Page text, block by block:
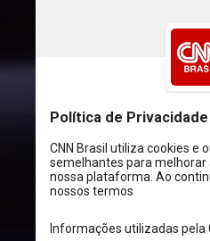
Ao observarem o
dekilonova, foi
criação de metais
prata, ferro e, até